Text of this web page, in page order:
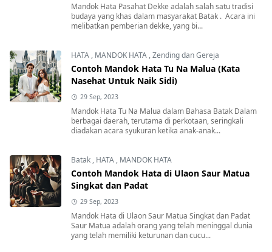
Mandok Hata Pasahat Dekke adalah salah satu tradisi
budaya yang khas dalam masyarakat Batak . Acara ini
melibatkan pemberian dekke, yang bi...
HATA , MANDOK HATA ,Zending dan Gereja
Contoh Mandok Hata Tu Na Malua (Kata
Nasehat Untuk Naik Sidi)
29 Sep, 2023
Mandok Hata Tu Na Malua dalam Bahasa Batak Dalam
berbagai daerah, terutama di perkotaan, seringkali
diadakan acara syukuran ketika anak-anak...
Batak , HATA , MANDOK HATA
Contoh Mandok Hata di Ulaon Saur Matua
Singkat dan Padat
29 Sep, 2023
Mandok Hata di Ulaon Saur Matua Singkat dan Padat
Saur Matua adalah orang yang telah meninggal dunia
yang telah memiliki keturunan dan cucu...